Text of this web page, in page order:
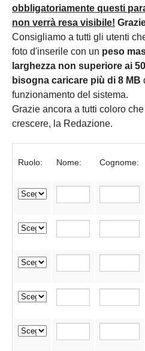
obbligatoriamente questi
non verrà resa visibile!
Consigliamo a tutti gli utenti
foto d'inserile con un peso
larghezza non superiore ai
bisogna caricare più di 8 MB
funzionamento del sistema.
Grazie ancora a tutti coloro
crescere, la Redazione.
Ruolo: Nome: Cognome: